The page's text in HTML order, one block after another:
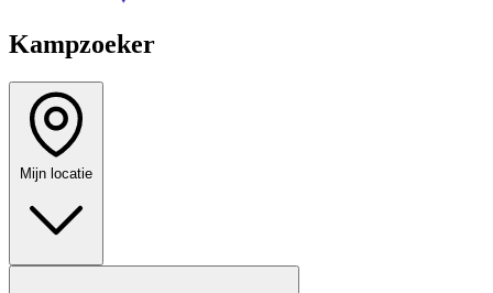
Kampzoeker
Mijn locatie